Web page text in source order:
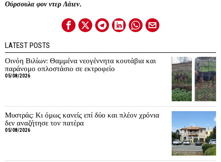
Ούρσουλα φον ντερ Λάιεν.
LATEST POSTS
Οινόη Βιλίων: Θαμμένα νεογέννητα κουτάβια και
παράνομο οπλοστάσιο σε εκτροφείο
05/08/2026
Μυστράς: Κι όμως κανείς επί δύο και πλέον χρόνια
δεν αναζήτησε τον πατέρα
05/08/2026